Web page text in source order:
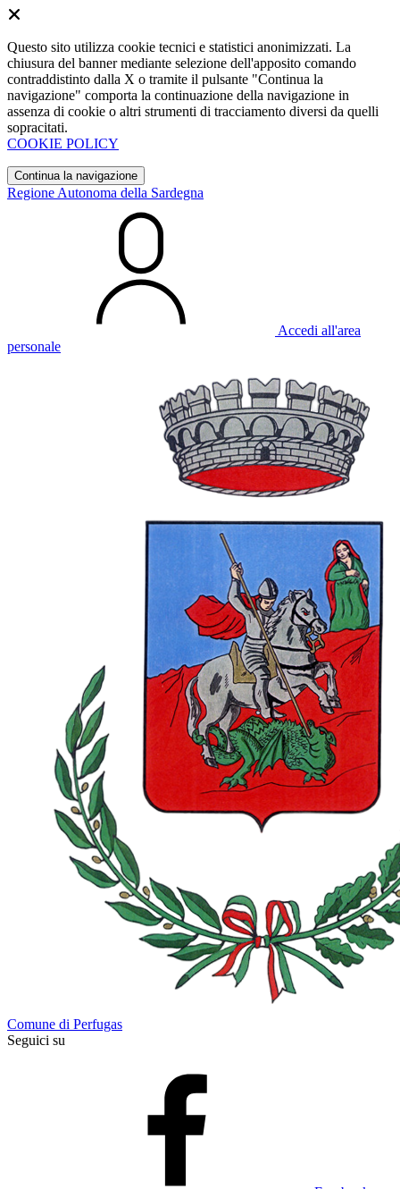
Questo sito utilizza cookie tecnici e statistici anonimizzati. La
chiusura del banner mediante selezione dell'apposito comando
contraddistinto dalla X o tramite il pulsante "Continua la
navigazione" comporta la continuazione della navigazione in
assenza di cookie o altri strumenti di tracciamento diversi da quelli
sopracitati.
COOKIE POLICY
Continua la navigazione
Regione Autonoma della Sardegna
Accedi all'area
personale
Comune di Perfugas
Seguici su